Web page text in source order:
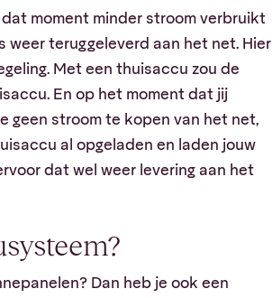
moment minder stroom verbruikt
teruggeleverd aan het net. Hier
Met een thuisaccu zou de
En op het moment dat jij
geen stroom te kopen van het net,
al opgeladen en laden jouw
dat wel weer levering aan het
Dan heb je ook een